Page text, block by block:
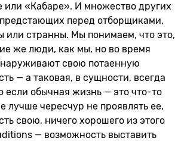
или «Кабаре». И множество других
перед отборщиками,
или странны. Мы понимаем, что это,
же люди, как мы, но во время
свою потаенную
— а таковая, в сущности, всегда
если обычная жизнь — это что-то
лучше чересчур не проявлять ее,
свою, ничего хорошего из этого
— возможность выставить